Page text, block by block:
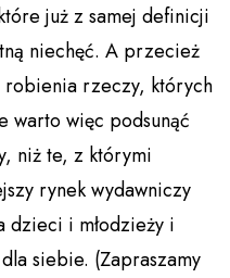
już z samej definicji
niechęć. A przecież
robienia rzeczy, których
warto więc podsunąć
niż te, z którymi
rynek wydawniczy
dzieci i młodzieży i
siebie. (Zapraszamy